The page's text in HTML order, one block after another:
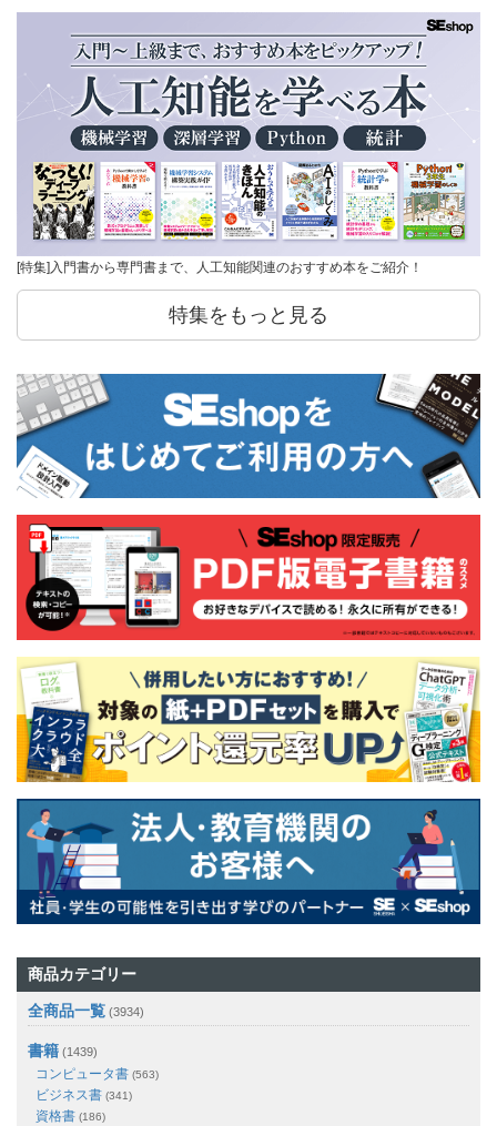
[特集]入門書から専門書まで、人工知能関連のおすすめ本をご紹介！
特集をもっと見る
商品カテゴリー
全商品一覧 (3934)
書籍 (1439)
コンピュータ書 (563)
ビジネス書 (341)
資格書 (186)